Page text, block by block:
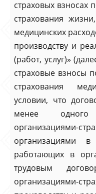
страховых взносах
страхования
медицинских
производству и
(работ, услуг)»
страховые взносы
страхования
условии, что
менее
организациями-
организациями
работающих в
трудовым
организациями-